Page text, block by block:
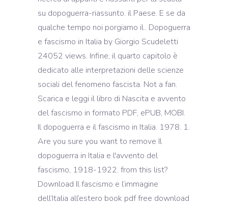
su dopoguerra-riassunto. il Paese. E se da
qualche tempo noi porgiamo il.. Dopoguerra
e fascismo in Italia by Giorgio Scudeletti
24052 views. Infine, il quarto capitolo è
dedicato alle interpretazioni delle scienze
sociali del fenomeno fascista. Not a fan.
Scarica e leggi il libro di Nascita e avvento
del fascismo in formato PDF, ePUB, MOBI.
Il dopoguerra e il fascismo in Italia. 1978. 1.
Are you sure you want to remove Il
dopoguerra in Italia e l'avvento del
fascismo, 1918-1922. from this list?
Download Il fascismo e l’immagine
dell’Italia all’estero book pdf free download